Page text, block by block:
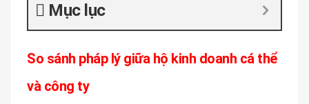
Mục lục
So sánh pháp lý giữa hộ kinh doanh cá thể
và công ty